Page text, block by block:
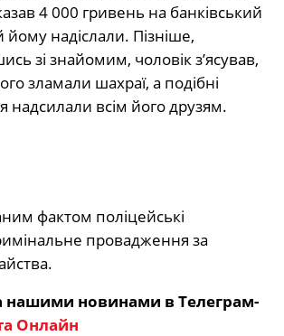
4 000 гривень на банківський
йому надіслали. Пізніше,
зі знайомим, чоловік з’ясував,
зламали шахраї, а подібні
надсилали всім його друзям.
фактом поліцейські
провадження за
нашими новинами в Телеграм-
Онлайн